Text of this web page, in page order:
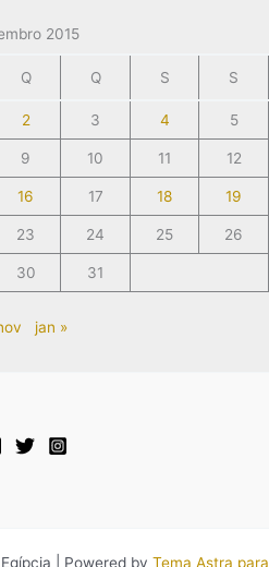
2015
Q Q S S
2 3 4 5
9 10 11 12
16 17 18 19
23 24 25 26
30 31
jan »
| Powered by Tema Astra para